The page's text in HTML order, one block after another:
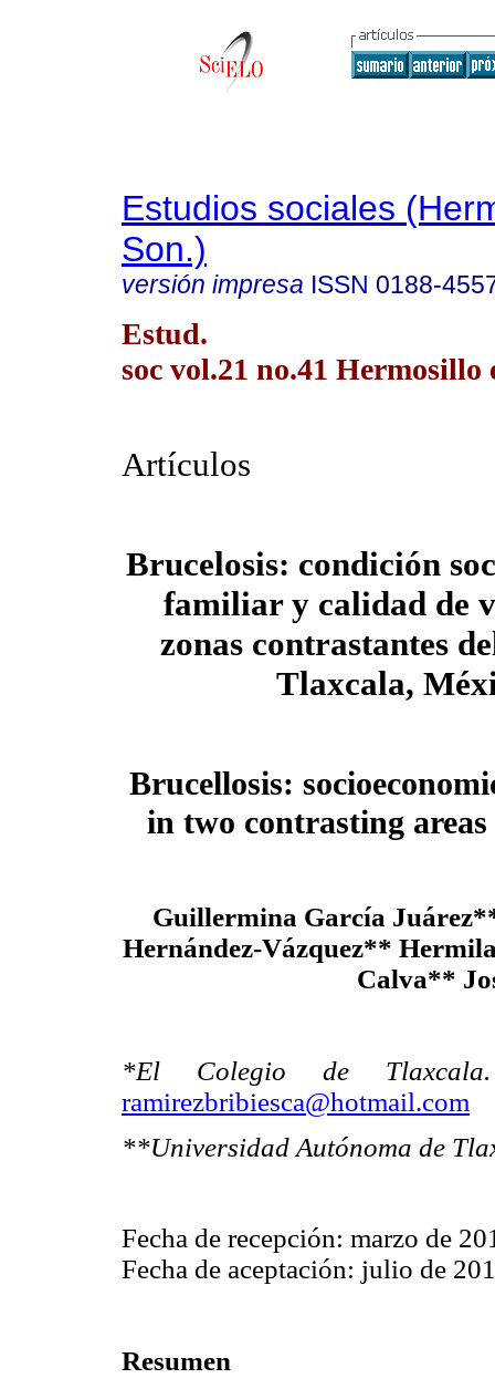
Estudios sociales
Son.)
versión impresa ISSN 0188-
Estud.
soc vol.21 no.41 Hermosillo
Artículos
Brucelosis: condición
familiar y calidad de
zonas contrastantes
Tlaxcala,
Brucellosis:
in two contrasting
Guillermina García
Hernández-Vázquez**
Calva**
*El Colegio de Tlaxcala.
ramirezbribiesca@hotmail.com
**Universidad Autónoma de
Fecha de recepción: marzo de
Fecha de aceptación: julio de
Resumen